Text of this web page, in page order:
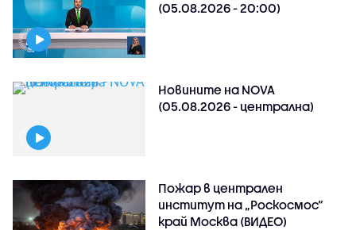
(05.08.2026 - 20:00)
Новините на NOVA
(05.08.2026 - централна)
Пожар в централен
институт на „Роскосмос“
край Москва (ВИДЕО)